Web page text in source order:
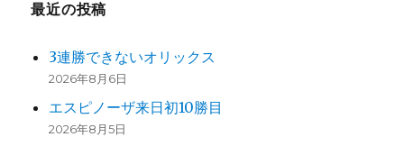
最近の投稿
3連勝できないオリックス
2026年8月6日
エスピノーザ来日初10勝目
2026年8月5日